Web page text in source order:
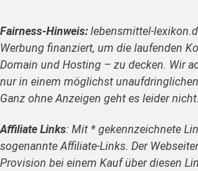
Fairness-Hinweis: lebensmittel-
Werbung finanziert, um die laufenden
Domain und Hosting – zu decken. Wir
nur in einem möglichst
Ganz ohne Anzeigen geht es leider nicht.
Affiliate Links: Mit * gekennzeichnete
sogenannte Affiliate-Links. Der
Provision bei einem Kauf über diesen